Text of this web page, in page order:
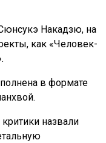
Накадзю, на
как «Человек-
в формате
назвали